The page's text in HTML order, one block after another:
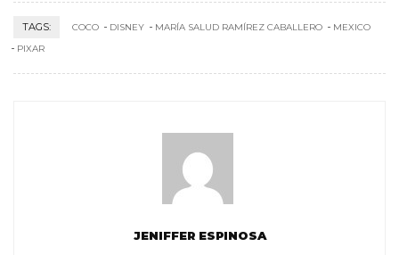
TAGS: COCO DISNEY MARÍA SALUD RAMÍREZ CABALLERO
MEXICO
PIXAR
JENIFFER ESPINOSA